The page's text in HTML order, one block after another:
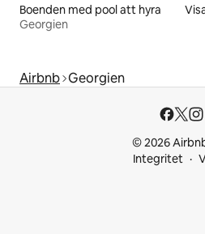
Boenden med pool att hyra
Georgien
Airbnb Georgien
© 2026
Integritet